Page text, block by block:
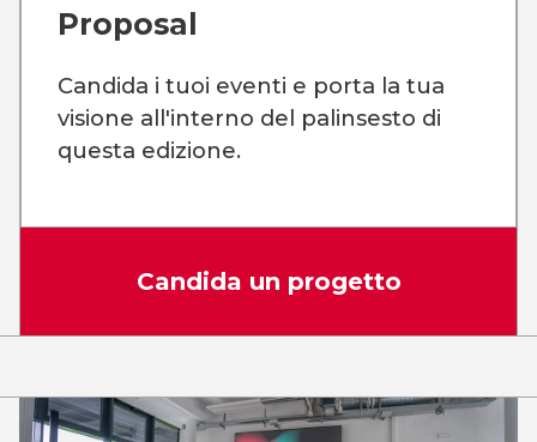
Proposal
Candida i tuoi eventi e porta la tua
visione all'interno del palinsesto di
questa edizione.
Candida un progetto